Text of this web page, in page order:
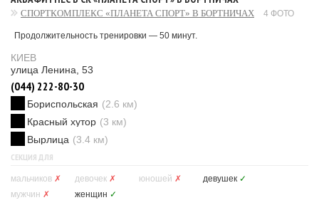
СПОРТКОМПЛЕКС «ПЛАНЕТА СПОРТ» В БОРТНИЧАХ 4 ФОТО
Продолжительность тренировки — 50 минут.
КИЕВ
улица Ленина, 53
(044) 222-80-30
Бориспольская (2.6 км)
Красный хутор (3 км)
Вырлица (3.4 км)
СЕКЦИЯ ДЛЯ
мальчиков ✗ девочек ✗ юношей ✗ девушек ✓
мужчин ✗ женщин ✓